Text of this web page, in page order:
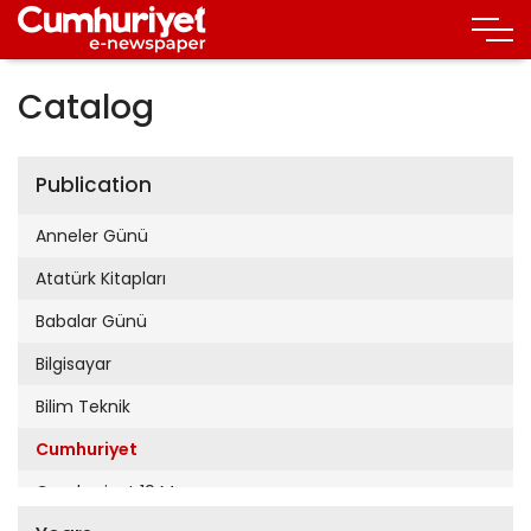
Catalog
Publication
Anneler Günü
Atatürk Kitapları
Babalar Günü
Bilgisayar
Bilim Teknik
Cumhuriyet
Cumhuriyet 19 Mayıs